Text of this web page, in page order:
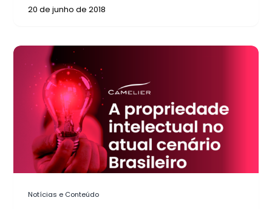
20 de junho de 2018
Notícias e Conteúdo